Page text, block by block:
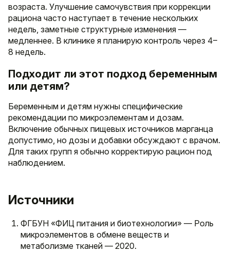
возраста. Улучшение самочувствия при коррекции
рациона часто наступает в течение нескольких
недель, заметные структурные изменения —
медленнее. В клинике я планирую контроль через 4–
8 недель.
Подходит ли этот подход беременным
или детям?
Беременным и детям нужны специфические
рекомендации по микроэлементам и дозам.
Включение обычных пищевых источников марганца
допустимо, но дозы и добавки обсуждают с врачом.
Для таких групп я обычно корректирую рацион под
наблюдением.
Источники
ФГБУН «ФИЦ питания и биотехнологии» — Роль
микроэлементов в обмене веществ и
метаболизме тканей — 2020.